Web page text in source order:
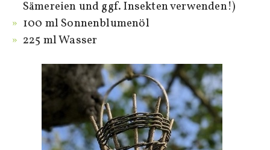
Sämereien und ggf. Insekten verwenden!)
100 ml Sonnenblumenöl
225 ml Wasser